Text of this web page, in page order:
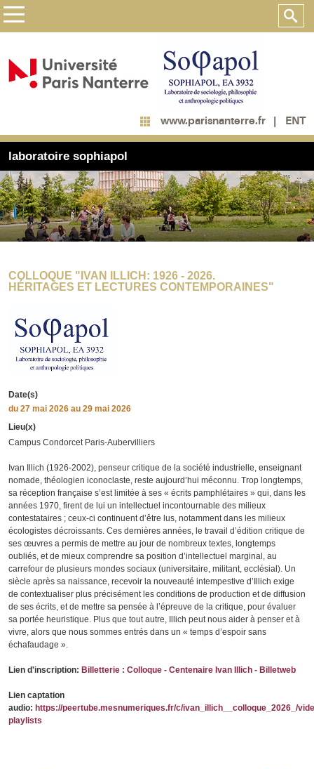
www.parisnanterre.fr ENT
laboratoire sophiapol
COLLOQUE "IVAN ILLICH: 1926 - 2026.
HÉRITAGES ET LECTURES CONTEMPORAINES"
Date(s)
du 27 mai 2026 au 29 mai 2026
Lieu(x)
Campus Condorcet Paris-Aubervilliers
Ivan Illich (1926-2002), penseur critique de la société industrielle, enseignant
nomade, théologien iconoclaste, reste aujourd’hui méconnu. Trop longtemps,
sa réception française s’est limitée à ses « écrits pamphlétaires » qui, dans les
années 1970, firent de lui un intellectuel incontournable des milieux
contestataires ; ceux-ci continuent d’être lus, notamment dans les milieux
écologistes décroissants. Ces dernières années, le travail d’édition critique de
ses œuvres a permis de mettre au jour de nombreux textes, longtemps
oubliés, et de mieux comprendre sa position d’intellectuel marginal, au
carrefour de plusieurs mondes sociaux (universitaire, militant, ecclésial). Un
siècle après sa naissance, recevoir la nouveauté intempestive d’Illich exige
de contextualiser plus précisément les conditions de production et de diffusion
de ses écrits, et de mettre sa pensée à l’épreuve de la critique, pour évaluer
sa portée heuristique. Plus que tout autre, Illich peut nous aider à penser et à
vivre, alors que nous sommes entrés dans un « temps d’espoir sans
échafaudage ».
Lien d'inscription: Billetterie : Colloque - Centenaire Ivan Illich - Billetweb
Lien captation
audio: https://peertube.mesnumeriques.fr/c/ivan_illich__colloque_2026_/
playlists